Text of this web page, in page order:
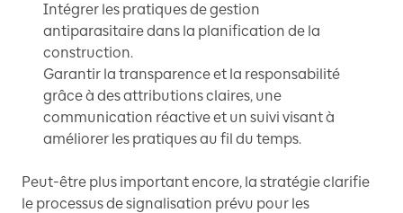
Intégrer les pratiques de gestion
antiparasitaire dans la planification de la
construction.
Garantir la transparence et la responsabilité
grâce à des attributions claires, une
communication réactive et un suivi visant à
améliorer les pratiques au fil du temps.
Peut-être plus important encore, la stratégie clarifie
le processus de signalisation prévu pour les